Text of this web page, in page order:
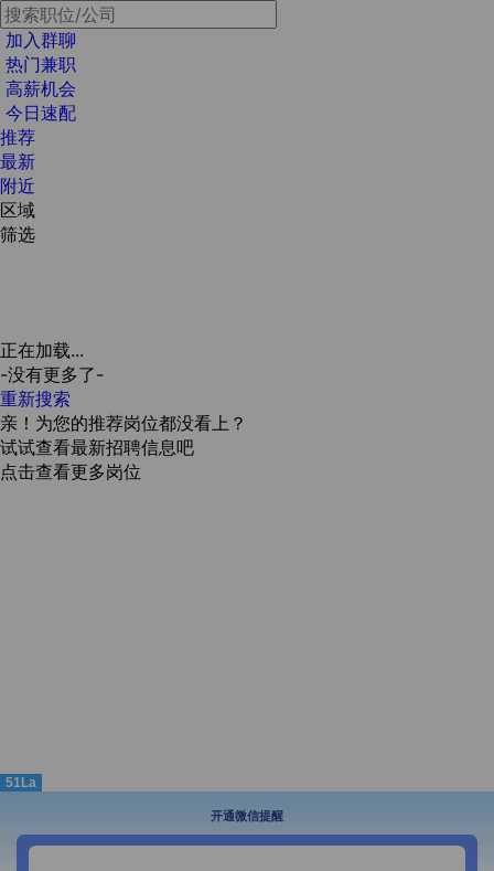
加入群聊
热门兼职
高薪机会
今日速配
推荐
最新
附近
区域
筛选
正在加载...
-没有更多了-
重新搜索
亲！为您的推荐岗位都没看上？
试试查看最新招聘信息吧
点击查看更多岗位
51La
开通微信提醒